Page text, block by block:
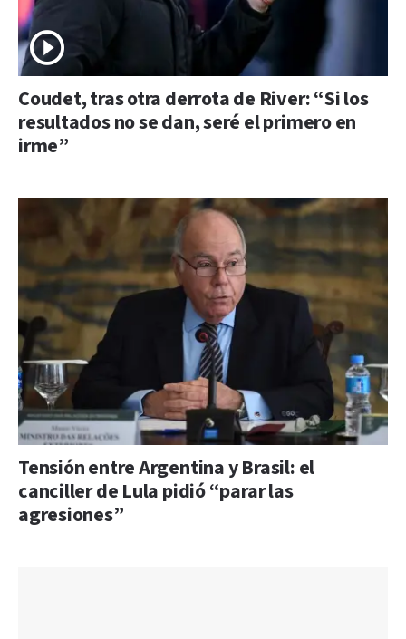
Coudet, tras otra derrota de River: “Si los
resultados no se dan, seré el primero en
irme”
Tensión entre Argentina y Brasil: el
canciller de Lula pidió “parar las
agresiones”